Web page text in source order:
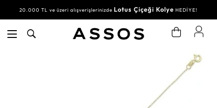
20.000 TL ve üzeri alışverişlerinizde Lotus Çiçeği Kolye HEDİYE!